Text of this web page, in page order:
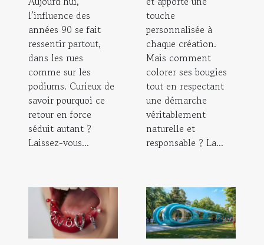
l’influence des
années 90 se fait
ressentir partout,
dans les rues
comme sur les
podiums. Curieux de
savoir pourquoi ce
retour en force
séduit autant ?
Laissez-vous...
touche
personnalisée à
chaque création.
Mais comment
colorer ses bougies
tout en respectant
une démarche
véritablement
naturelle et
responsable ? La...